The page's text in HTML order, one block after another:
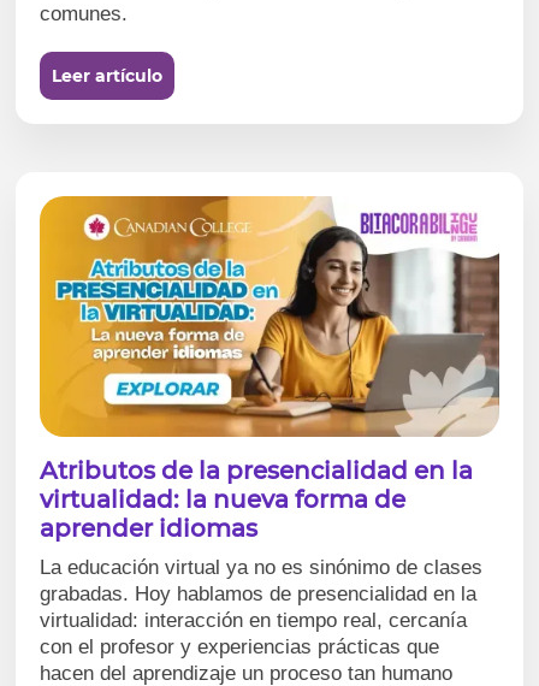
comunes.
Leer artículo
Atributos de la presencialidad en la
virtualidad: la nueva forma de
aprender idiomas
La educación virtual ya no es sinónimo de clases
grabadas. Hoy hablamos de presencialidad en la
virtualidad: interacción en tiempo real, cercanía
con el profesor y experiencias prácticas que
hacen del aprendizaje un proceso tan humano